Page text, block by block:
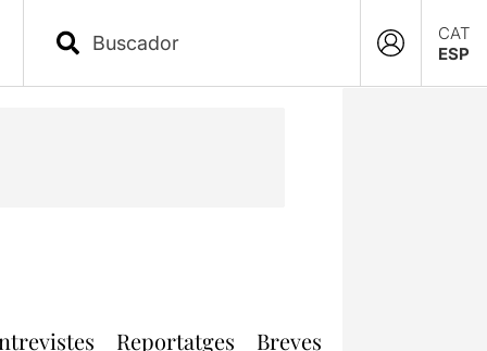
CAT
ESP
Reportatges Breves